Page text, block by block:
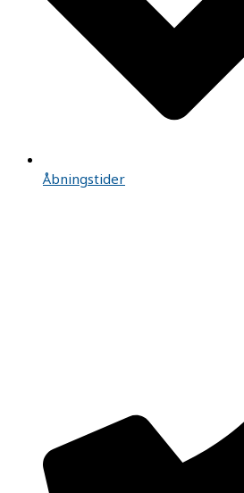
Åbningstider